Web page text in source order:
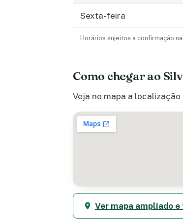
Sexta-feira
Horários sujeitos a confirmação
Como chegar ao
Veja no mapa a
Ver mapa ampliado